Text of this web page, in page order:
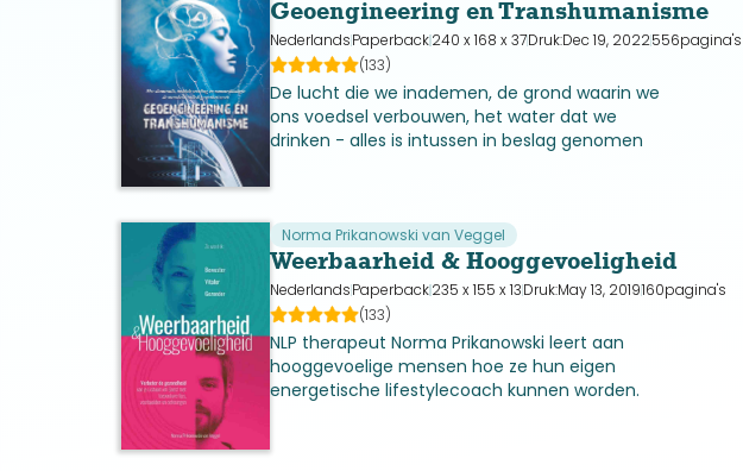
Geoengineering en Transhumanisme
NederlandsPaperback240 x 168 x 37Druk:Dec 19, 2022556pagina's
(133)
De lucht die we inademen, de grond waarin we
ons voedsel verbouwen, het water dat we
drinken - alles is intussen in beslag genomen
beoogde Transhumane Mens 2.0.
Norma Prikanowski van Veggel
Weerbaarheid & Hooggevoeligheid
NederlandsPaperback235 x 155 x 13Druk:May 13, 2019160pagina's
(133)
NLP therapeut Norma Prikanowski leert aan
hooggevoelige mensen hoe ze hun eigen
energetische lifestylecoach kunnen worden.